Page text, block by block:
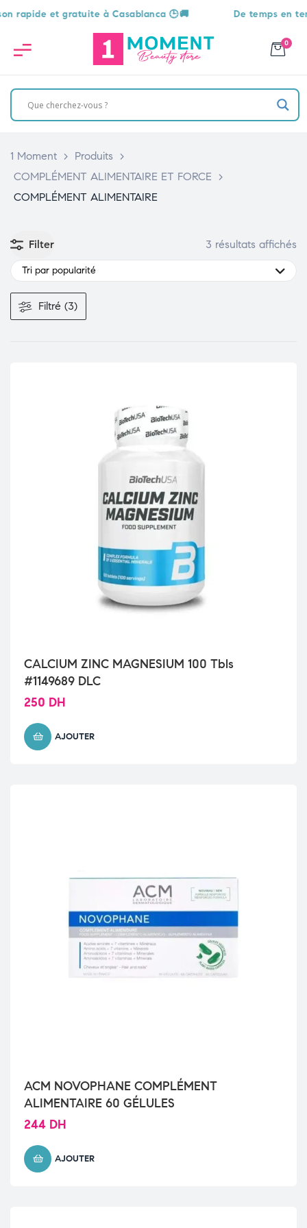
et gratuite à Casablanca 🕒🚚 De temps en
0
1 Moment > Produits
>
COMPLÉMENT ALIMENTAIRE ET FORCE
>
COMPLÉMENT ALIMENTAIRE
Filter 3 résultats affichés
Tri par popularité
Filtré (3)
CALCIUM ZINC MAGNESIUM 100 Tbls
#1149689 DLC
250 DH
AJOUTER
ACM NOVOPHANE COMPLÉMENT
ALIMENTAIRE 60 GÉLULES
244 DH
AJOUTER